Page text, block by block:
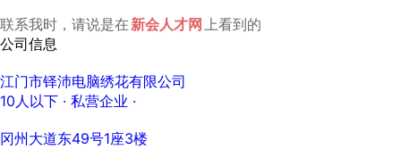
联系我时，请说是在新会人才网 上看到的
公司信息
江门市铎沛电脑绣花有限公司
10人以下 · 私营企业 ·
冈州大道东49号1座3楼